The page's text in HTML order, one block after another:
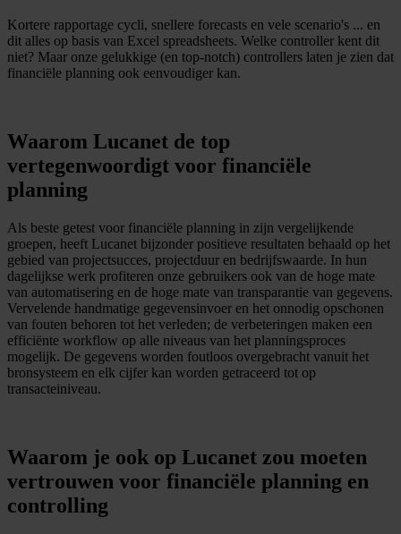
Kortere rapportage cycli, snellere forecasts en vele scenario's ... en
dit alles op basis van Excel spreadsheets. Welke controller kent dit
niet? Maar onze gelukkige (en top-notch) controllers laten je zien dat
financiële planning ook eenvoudiger kan.
Waarom Lucanet de top
vertegenwoordigt voor financiële
planning
Als beste getest voor financiële planning in zijn vergelijkende
groepen, heeft Lucanet bijzonder positieve resultaten behaald op het
gebied van projectsucces, projectduur en bedrijfswaarde. In hun
dagelijkse werk profiteren onze gebruikers ook van de hoge mate
van automatisering en de hoge mate van transparantie van gegevens.
Vervelende handmatige gegevensinvoer en het onnodig opschonen
van fouten behoren tot het verleden; de verbeteringen maken een
efficiënte workflow op alle niveaus van het planningsproces
mogelijk. De gegevens worden foutloos overgebracht vanuit het
bronsysteem en elk cijfer kan worden getraceerd tot op
transacteiniveau.
Waarom je ook op Lucanet zou moeten
vertrouwen voor financiële planning en
controlling